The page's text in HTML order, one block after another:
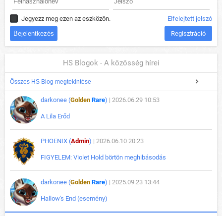
Jegyezz meg ezen az eszközön. Elfelejtett jelszó
Regisztráció
HS Blogok - A közösség hírei
Összes HS Blog megtekintése
darkonee (Golden Rare) | 2026.06.29 10:53
A Lila Erőd
PHOENIX (Admin) | 2026.06.10 20:23
FIGYELEM: Violet Hold börtön meghibásodás
darkonee (Golden Rare) | 2025.09.23 13:44
Hallow's End (esemény)